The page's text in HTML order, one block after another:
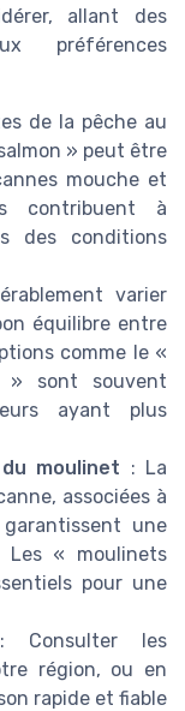
allant des
préférences
de la pêche au
» peut être
mouche et
contribuent à
des conditions
varier
équilibre entre
comme le «
sont souvent
ayant plus
moulinet : La
associées à
une
Les « moulinets
pour une
les
région, ou en
rapide et fiable